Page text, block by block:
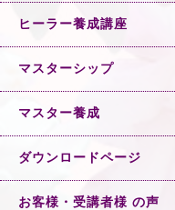
ヒーラー養成講座
マスターシップ
マスター養成
ダウンロードページ
お客様・受講者様 の声